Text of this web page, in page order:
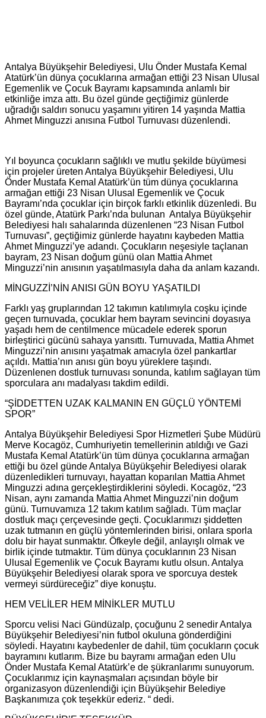
Antalya Büyükşehir Belediyesi, Ulu Önder Mustafa Kemal
Atatürk’ün dünya çocuklarına armağan ettiği 23 Nisan Ulusal
Egemenlik ve Çocuk Bayramı kapsamında anlamlı bir
etkinliğe imza attı. Bu özel günde geçtiğimiz günlerde
uğradığı saldırı sonucu yaşamını yitiren 14 yaşında Mattia
Ahmet Minguzzi anısına Futbol Turnuvası düzenlendi.
Yıl boyunca çocukların sağlıklı ve mutlu şekilde büyümesi
için projeler üreten Antalya Büyükşehir Belediyesi, Ulu
Önder Mustafa Kemal Atatürk’ün tüm dünya çocuklarına
armağan ettiği 23 Nisan Ulusal Egemenlik ve Çocuk
Bayramı’nda çocuklar için birçok farklı etkinlik düzenledi. Bu
özel günde, Atatürk Parkı’nda bulunan Antalya Büyükşehir
Belediyesi halı sahalarında düzenlenen “23 Nisan Futbol
Turnuvası”, geçtiğimiz günlerde hayatını kaybeden Mattia
Ahmet Minguzzi’ye adandı. Çocukların neşesiyle taçlanan
bayram, 23 Nisan doğum günü olan Mattia Ahmet
Minguzzi’nin anısının yaşatılmasıyla daha da anlam kazandı.
MİNGUZZİ’NİN ANISI GÜN BOYU YAŞATILDI
Farklı yaş gruplarından 12 takımın katılımıyla coşku içinde
geçen turnuvada, çocuklar hem bayram sevincini doyasıya
yaşadı hem de centilmence mücadele ederek sporun
birleştirici gücünü sahaya yansıttı. Turnuvada, Mattia Ahmet
Minguzzi’nin anısını yaşatmak amacıyla özel pankartlar
açıldı. Mattia’nın anısı gün boyu yüreklere taşındı.
Düzenlenen dostluk turnuvası sonunda, katılım sağlayan tüm
sporculara anı madalyası takdim edildi.
“ŞİDDETTEN UZAK KALMANIN EN GÜÇLÜ YÖNTEMİ
SPOR”
Antalya Büyükşehir Belediyesi Spor Hizmetleri Şube Müdürü
Merve Kocagöz, Cumhuriyetin temellerinin atıldığı ve Gazi
Mustafa Kemal Atatürk’ün tüm dünya çocuklarına armağan
ettiği bu özel günde Antalya Büyükşehir Belediyesi olarak
düzenledikleri turnuvayı, hayattan koparılan Mattia Ahmet
Minguzzi adına gerçekleştirdiklerini söyledi. Kocagöz, “23
Nisan, aynı zamanda Mattia Ahmet Minguzzi’nin doğum
günü. Turnuvamıza 12 takım katılım sağladı. Tüm maçlar
dostluk maçı çerçevesinde geçti. Çocuklarımızı şiddetten
uzak tutmanın en güçlü yöntemlerinden birisi, onlara sporla
dolu bir hayat sunmaktır. Öfkeyle değil, anlayışlı olmak ve
birlik içinde tutmaktır. Tüm dünya çocuklarının 23 Nisan
Ulusal Egemenlik ve Çocuk Bayramı kutlu olsun. Antalya
Büyükşehir Belediyesi olarak spora ve sporcuya destek
vermeyi sürdüreceğiz” diye konuştu.
HEM VELİLER HEM MİNİKLER MUTLU
Sporcu velisi Naci Gündüzalp, çocuğunu 2 senedir Antalya
Büyükşehir Belediyesi’nin futbol okuluna gönderdiğini
söyledi. Hayatını kaybedenler de dahil, tüm çocukların çocuk
bayramını kutlarım. Bize bu bayramı armağan eden Ulu
Önder Mustafa Kemal Atatürk’e de şükranlarımı sunuyorum.
Çocuklarımız için kaynaşmaları açısından böyle bir
organizasyon düzenlendiği için Büyükşehir Belediye
Başkanımıza çok teşekkür ederiz. “ dedi.